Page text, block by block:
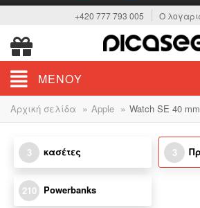
+420 777 793 005 Ο
ΜΕΝΟΎ
Αρχική σελίδα » Apple » Watch SE 40
3 κασέτες 3
210 Powerbanks